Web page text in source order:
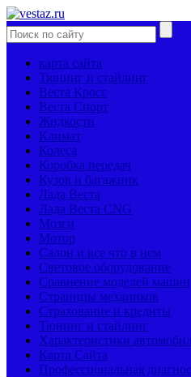
карта сайта
Тюнинг и стайлинг
Веста Кросс
Веста Спорт
Жидкости
Климат
Колеса
Коробка передач
Кузов и багажник
Лада Веста
Лада Веста CNG
Мозги
Мотор
Салон и все что в нем
Световое оборудование
Сравнение моделей машин
Страницы механиков
Страхование и кредиты
Тюнинг и стайлинг
Характеристики
Карта Сайта
Профессиональная